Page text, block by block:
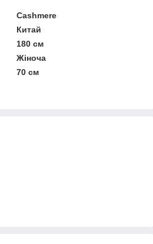
Cashmere
Китай
180 см
Жіноча
70 см